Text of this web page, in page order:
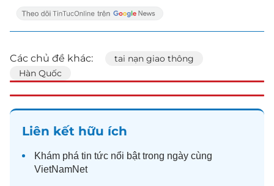
Các chủ đề khác:
tai nạn giao thông
Hàn Quốc
Liên kết hữu ích
Khám phá tin tức nổi bật trong ngày cùng
VietNamNet